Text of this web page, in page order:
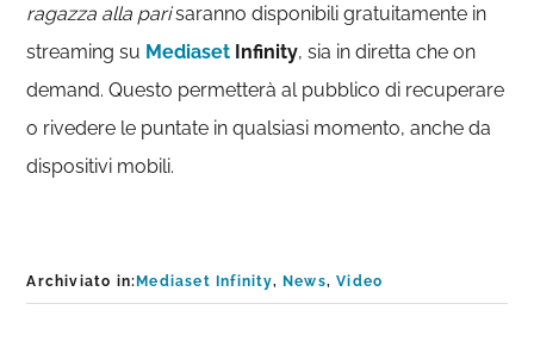
ragazza alla parisaranno disponibili gratuitamente in
streaming su Mediaset Infinity, sia in diretta che on
demand. Questo permetterà al pubblico di recuperare
o rivedere le puntate in qualsiasi momento, anche da
dispositivi mobili.
Archiviato in:Mediaset Infinity,News,Video